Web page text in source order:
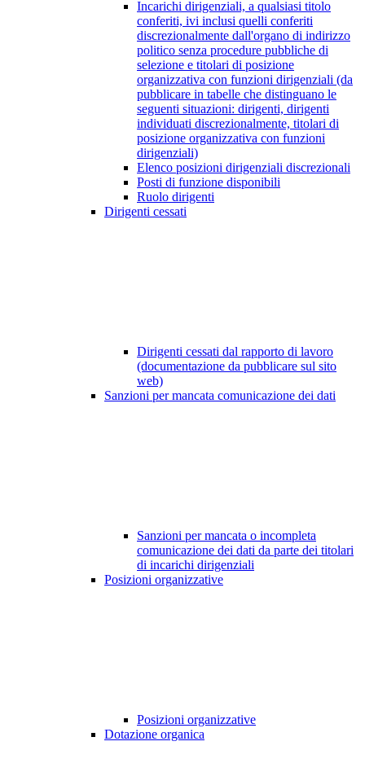
Incarichi dirigenziali, a qualsiasi titolo
conferiti, ivi inclusi quelli conferiti
discrezionalmente dall'organo di indirizzo
politico senza procedure pubbliche di
selezione e titolari di posizione
organizzativa con funzioni dirigenziali (da
pubblicare in tabelle che distinguano le
seguenti situazioni: dirigenti, dirigenti
individuati discrezionalmente, titolari di
posizione organizzativa con funzioni
dirigenziali)
Elenco posizioni dirigenziali discrezionali
Posti di funzione disponibili
Ruolo dirigenti
Dirigenti cessati
Dirigenti cessati dal rapporto di lavoro
(documentazione da pubblicare sul sito
web)
Sanzioni per mancata comunicazione dei dati
Sanzioni per mancata o incompleta
comunicazione dei dati da parte dei titolari
di incarichi dirigenziali
Posizioni organizzative
Posizioni organizzative
Dotazione organica